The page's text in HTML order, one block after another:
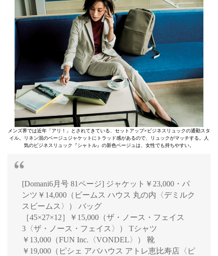
メンズ界では近年「アリ！」とされてきている、セットアップ×ビジネスリュックの通勤スタ
イル。リネン混のベージュジャケットにトラッド感があるので、リュックがマッチする。人
気のビジネスリュック『シャトル』の新色ベージュは、女性でも持ちやすい。
[Domani6月号 81ページ] ジャケット￥23,000・パ
ンツ￥14,000（ビームス ハウス 丸の内〈デミルク
スビームス〉） バッグ
［45×27×12］￥15,000（ザ・ノース・フェイス
3〈ザ・ノース・フェイス〉） Tシャツ
￥13,000（FUN Inc.〈VONDEL〉） 靴
￥19,000（ピシェ アバハウス アトレ恵比寿店〈ピ